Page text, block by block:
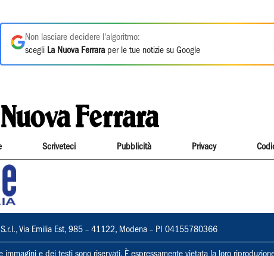
Non lasciare decidere l'algoritmo:
scegli La Nuova Ferrara per le tue notizie su Google
Scriveteci Pubblicità Privacy
S.r.l., Via Emilia Est, 985 – 41122, Modena – PI 04155780366
immagini e dei testi sono riservati. È espressamente vietata la loro